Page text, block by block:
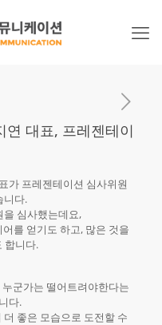
연 대표, 프레젠테이
가 프레젠테이션 심사위원
니다.
을 심사했는데요,
를 얻기도 하고, 많은 것을
합니다.
군가는 떨어트려야한다는
다.
좋은 모습으로 도전할 수